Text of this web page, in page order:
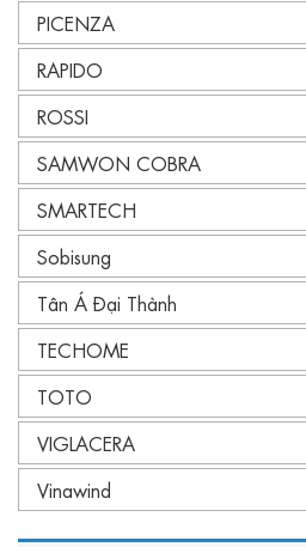
PICENZA
RAPIDO
ROSSI
SAMWON COBRA
SMARTECH
Sobisung
Tân Á Đại Thành
TECHOME
TOTO
VIGLACERA
Vinawind